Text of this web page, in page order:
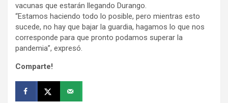
vacunas que estarán llegando Durango.
“Estamos haciendo todo lo posible, pero mientras esto
sucede, no hay que bajar la guardia, hagamos lo que nos
corresponde para que pronto podamos superar la
pandemia”, expresó.
Comparte!